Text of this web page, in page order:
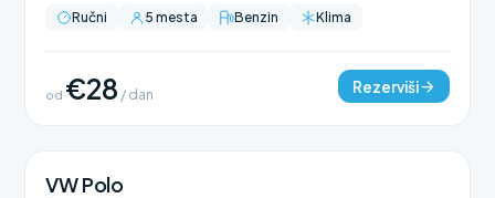
Ručni 5 mesta Benzin Klima
od €28 / dan Rezerviši
VW Polo